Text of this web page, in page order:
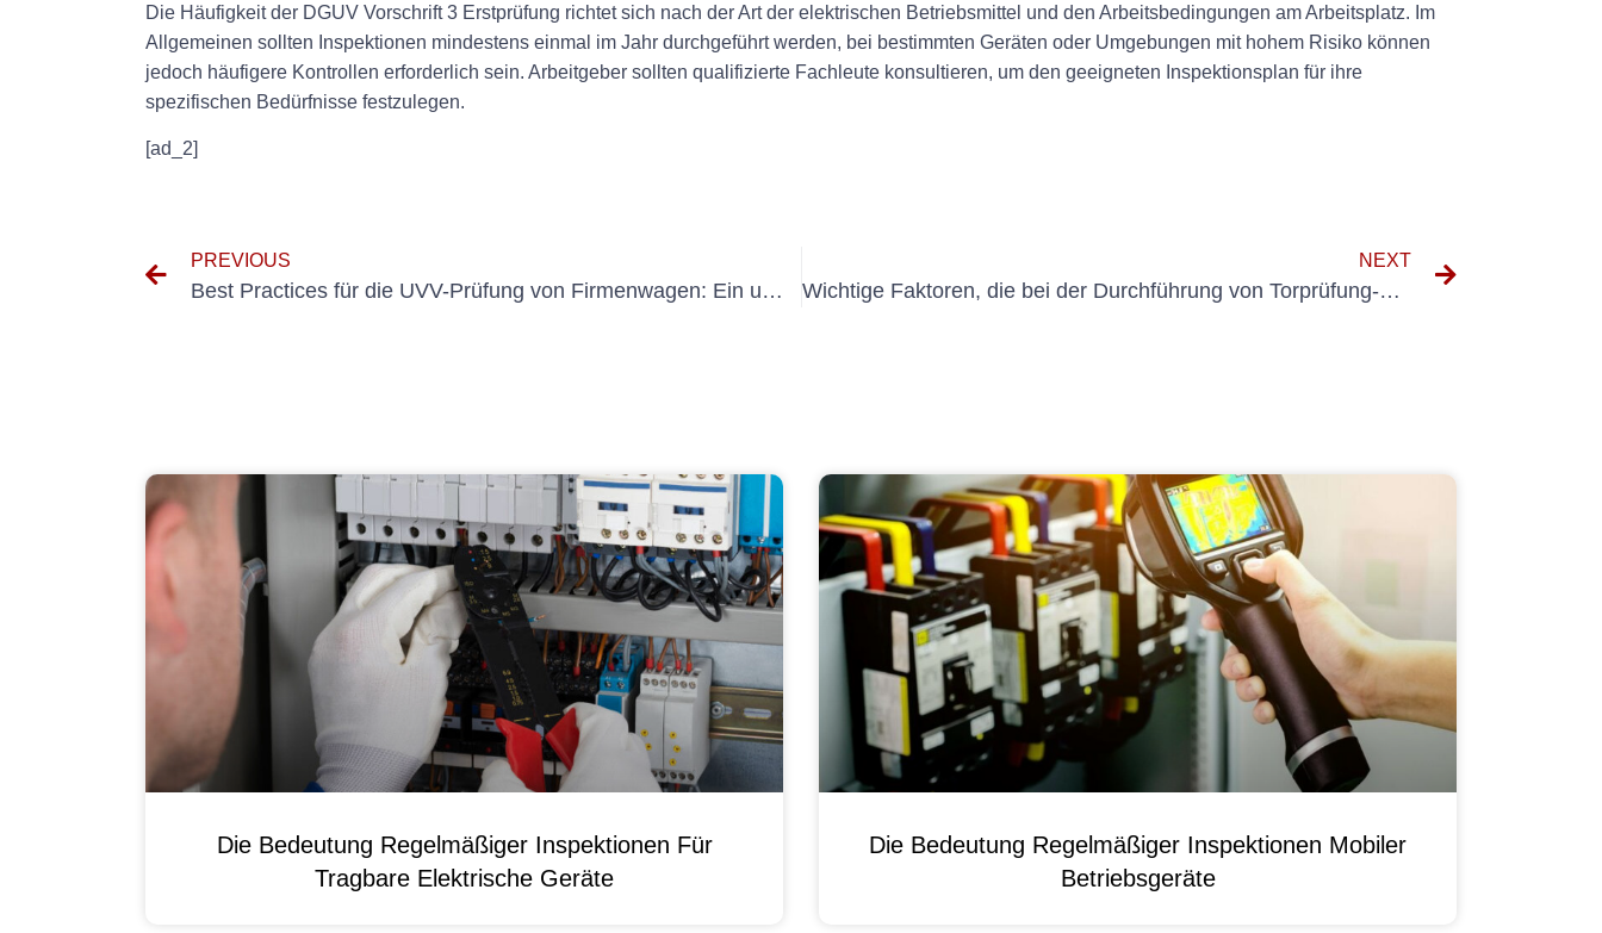
Die Häufigkeit der DGUV Vorschrift 3 Erstprüfung richtet sich nach der Art der elektrischen Betriebsmittel und den Arbeitsbedingungen am Arbeitsplatz. Im
Allgemeinen sollten Inspektionen mindestens einmal im Jahr durchgeführt werden, bei bestimmten Geräten oder Umgebungen mit hohem Risiko können
jedoch häufigere Kontrollen erforderlich sein. Arbeitgeber sollten qualifizierte Fachleute konsultieren, um den geeigneten Inspektionsplan für ihre
spezifischen Bedürfnisse festzulegen.
[ad_2]
PREVIOUS
Best Practices für die UVV-Prüfung von Firmenwagen: Ein umfassender Leitfaden
NEXT
Wichtige Faktoren, die bei der Durchführung von Torprüfung-UVV-Inspektionen zu berücksichtigen sind
Die Bedeutung Regelmäßiger Inspektionen Für
Tragbare Elektrische Geräte
Die Bedeutung Regelmäßiger Inspektionen Mobiler
Betriebsgeräte